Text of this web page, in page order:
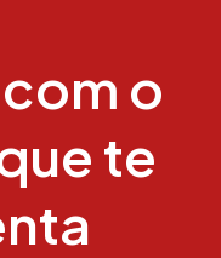
o
te